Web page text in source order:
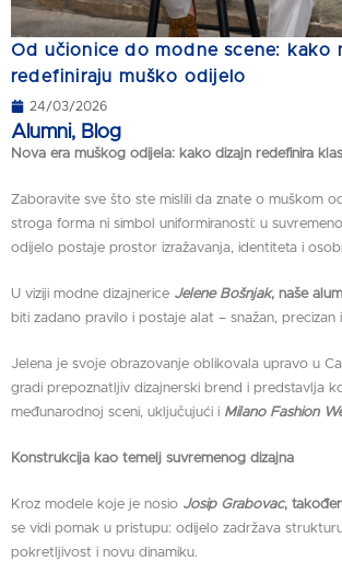
Od učionice do modne scene: kako
redefiniraju muško odijelo
24/03/2026
Alumni, Blog
Nova era muškog odijela: kako dizajn redefinira
Zaboravite sve što ste mislili da znate o muškom
stroga forma ni simbol uniformiranosti: u
odijelo postaje prostor izražavanja, identiteta i
U viziji modne dizajnerice Jelene Bošnjak, naše
biti zadano pravilo i postaje alat – snažan, precizan
Jelena je svoje obrazovanje oblikovala upravo u
gradi prepoznatljiv dizajnerski brend i predstavlja
međunarodnoj sceni, uključujući i Milano Fashion
Konstrukcija kao temelj suvremenog dizajna
Kroz modele koje je nosio Josip Grabovac,
se vidi pomak u pristupu: odijelo zadržava
pokretljivost i novu dinamiku.